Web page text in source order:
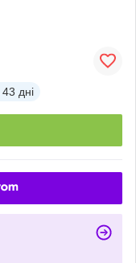
43 дні